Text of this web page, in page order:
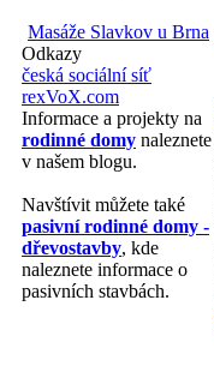
Masáže Slavkov u Brna
Odkazy
česká sociální síť
rexVoX.com
Informace a projekty na
rodinné domy naleznete
v našem blogu.
Navštívit můžete také
pasivní rodinné domy -
dřevostavby, kde
naleznete informace o
pasivních stavbách.